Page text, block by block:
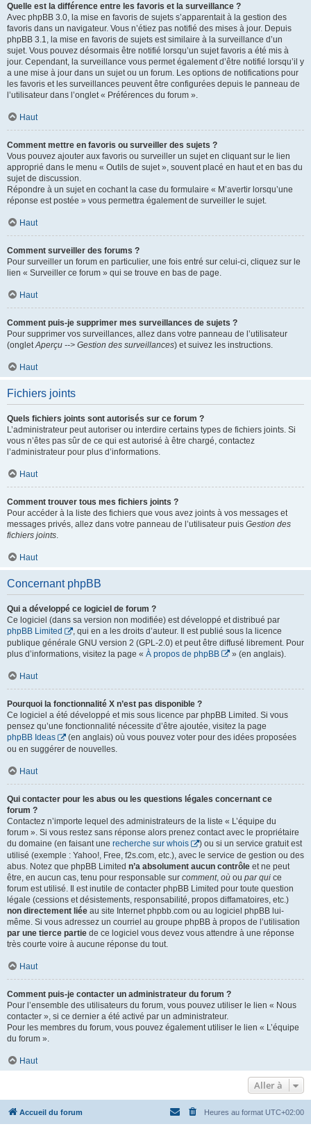
Quelle est la différence entre les favoris et la surveillance ?
Avec phpBB 3.0, la mise en favoris de sujets s’apparentait à la gestion des
favoris dans un navigateur. Vous n’étiez pas notifié des mises à jour. Depuis
phpBB 3.1, la mise en favoris de sujets est similaire à la surveillance d’un
sujet. Vous pouvez désormais être notifié lorsqu’un sujet favoris a été mis à
jour. Cependant, la surveillance vous permet également d’être notifié lorsqu’il y
a une mise à jour dans un sujet ou un forum. Les options de notifications pour
les favoris et les surveillances peuvent être configurées depuis le panneau de
l’utilisateur dans l’onglet « Préférences du forum ».
Haut
Comment mettre en favoris ou surveiller des sujets ?
Vous pouvez ajouter aux favoris ou surveiller un sujet en cliquant sur le lien
approprié dans le menu « Outils de sujet », souvent placé en haut et en bas du
sujet de discussion.
Répondre à un sujet en cochant la case du formulaire « M’avertir lorsqu’une
réponse est postée » vous permettra également de surveiller le sujet.
Haut
Comment surveiller des forums ?
Pour surveiller un forum en particulier, une fois entré sur celui-ci, cliquez sur le
lien « Surveiller ce forum » qui se trouve en bas de page.
Haut
Comment puis-je supprimer mes surveillances de sujets ?
Pour supprimer vos surveillances, allez dans votre panneau de l’utilisateur
(ongletAperçu --> Gestion des surveillances) et suivez les instructions.
Haut
Fichiers joints
Quels fichiers joints sont autorisés sur ce forum ?
L’administrateur peut autoriser ou interdire certains types de fichiers joints. Si
vous n’êtes pas sûr de ce qui est autorisé à être chargé, contactez
l’administrateur pour plus d’informations.
Haut
Comment trouver tous mes fichiers joints ?
Pour accéder à la liste des fichiers que vous avez joints à vos messages et
messages privés, allez dans votre panneau de l’utilisateur puis Gestion des
fichiers joints.
Haut
Concernant phpBB
Qui a développé ce logiciel de forum ?
Ce logiciel (dans sa version non modifiée) est développé et distribué par
phpBB Limited
, qui en a les droits d’auteur. Il est publié sous la licence
publique générale GNU version 2 (GPL-2.0) et peut être diffusé librement. Pour
plus d’informations, visitez la page « À propos de phpBB » (en anglais).
Haut
Pourquoi la fonctionnalité X n’est pas disponible ?
Ce logiciel a été développé et mis sous licence par phpBB Limited. Si vous
pensez qu’une fonctionnalité nécessite d’être ajoutée, visitez la page
phpBB Ideas
(en anglais) où vous pouvez voter pour des idées proposées
ou en suggérer de nouvelles.
Haut
Qui contacter pour les abus ou les questions légales concernant ce
forum ?
Contactez n’importe lequel des administrateurs de la liste « L’équipe du
forum ». Si vous restez sans réponse alors prenez contact avec le propriétaire
du domaine (en faisant une recherche sur whois
) ou si un service gratuit est
utilisé (exemple : Yahoo!, Free, f2s.com, etc.), avec le service de gestion ou des
abus. Notez que phpBB Limited n’a absolument aucun contrôle et ne peut
être, en aucun cas, tenu pour responsable sur comment, où ou par qui ce
forum est utilisé. Il est inutile de contacter phpBB Limited pour toute question
légale (cessions et désistements, responsabilité, propos diffamatoires, etc.)
non directement liée au site Internet phpbb.com ou au logiciel phpBB lui-
même. Si vous adressez un courriel au groupe phpBB à propos de l’utilisation
par une tierce partie de ce logiciel vous devez vous attendre à une réponse
très courte voire à aucune réponse du tout.
Haut
Comment puis-je contacter un administrateur du forum ?
Pour l’ensemble des utilisateurs du forum, vous pouvez utiliser le lien « Nous
contacter », si ce dernier a été activé par un administrateur.
Pour les membres du forum, vous pouvez également utiliser le lien « L’équipe
du forum ».
Haut
Aller à
Accueil du forum Heures au format UTC+02:00